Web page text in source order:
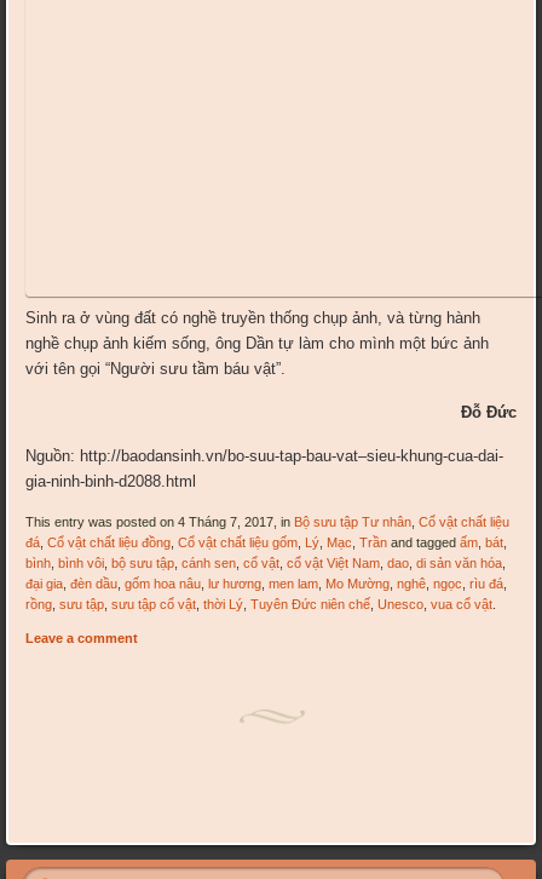
Sinh ra ở vùng đất có nghề truyền thống chụp ảnh, và từng hành
nghề chụp ảnh kiếm sống, ông Dần tự làm cho mình một bức ảnh
với tên gọi “Người sưu tầm báu vật”.
Đỗ Đức
Nguồn: http://baodansinh.vn/bo-suu-tap-bau-vat–sieu-khung-cua-dai-
gia-ninh-binh-d2088.html
This entry was posted on 4 Tháng 7, 2017, in Bộ sưu tập Tư nhân ,Cổ vật chất liệu
đá ,Cổ vật chất liệu đồng ,Cổ vật chất liệu gốm Lý Mạc ,Trần and taggedấm ,bát
bình ,bình vôi ,bộ sưu tập ,cánh sen ,cổ vật ,cổ vật Việt Nam ,dao ,di sản văn hóa
đại gia ,đèn dầu ,gốm hoa nâu ,lư hương ,men lam Mo Mường ,nghê ,ngọc ,rìu đá
rồng ,sưu tập ,sưu tập cổ vật ,thời Lý ,Tuyên Đức niên chế ,Unesco ,vua cổ vật
Leave a comment